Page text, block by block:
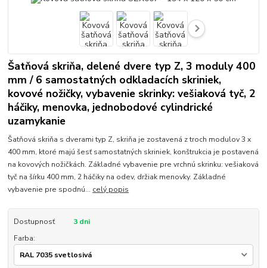
Šatňová skriňa, delené dvere typ Z, 3 moduly 400
mm / 6 samostatných odkladacích skriniek,
kovové nožičky, vybavenie skrinky: vešiaková tyč, 2
háčiky, menovka, jednobodové cylindrické
uzamykanie
Šatňová skriňa s dverami typ Z, skriňa je zostavená z troch modulov 3 x
400 mm, ktoré majú šesť samostatných skriniek, konštrukcia je postavená
na kovových nožičkách. Základné vybavenie pre vrchnú skrinku: vešiaková
tyč na šírku 400 mm, 2 háčiky na odev, držiak menovky. Základné
vybavenie pre spodnú... celý popis
Dostupnosť
3 dni
Farba: